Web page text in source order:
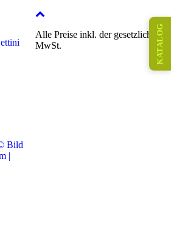
Alle Preise inkl. der gesetzlichen
MwSt.
KATALOG